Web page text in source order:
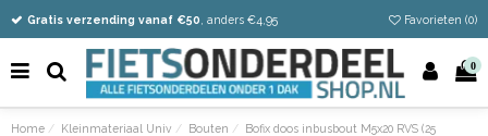
Vandaag besteld
Gratis verzending vanaf €50 , anders €4,95
Eenvoudig retour Favorieten (0)
0
Home Kleinmateriaal Univ Bouten
Bofix doos inbusbout M5x20 RVS (25